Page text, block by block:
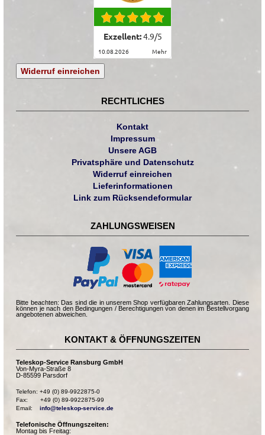
Exzellent:4.9/5
10.08.2026 mehr
Widerruf einreichen
RECHTLICHES
Kontakt
Impressum
Unsere AGB
Privatsphäre und Datenschutz
Widerruf einreichen
Lieferinformationen
Link zum Rücksendeformular
ZAHLUNGSWEISEN
Bitte beachten: Das sind die in unserem Shop verfügbaren Zahlungsarten. Diese
können je nach den Bedingungen / Berechtigungen von denen im Bestellvorgang
angebotenen abweichen.
KONTAKT & ÖFFNUNGSZEITEN
Teleskop-Service Ransburg GmbH
Von-Myra-Straße 8
D-85599 Parsdorf
Telefon: +49 (0) 89-9922875-0
Fax:       +49 (0) 89-9922875-99
Email: info@teleskop-service.de
Telefonische Öffnungszeiten:
Montag bis Freitag: